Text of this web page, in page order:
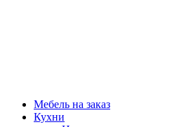
Мебель на заказ
Кухни